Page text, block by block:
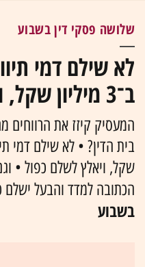
שלושה פסקי דין בשבוע
לא שילם דמי
ב־3 מיליון שקל, ויאלץ לשלם כפול
המעסיק קיזז את הרווחים
שקל, ויאלץ לשלם כפול •
הכתובה למדד והבעל ישלם כ־700 אלף
בשבוע